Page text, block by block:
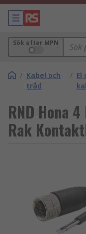
Sök efter MPN
/ Kabel och
tråd
/ El
RND Hona
Rak